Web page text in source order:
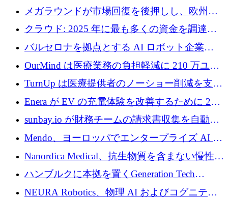
プテック戦略をどのように再構築しているか
メガラウンドが市場回復を後押しし、欧州の
ハイテク資金調達は5月に105億ユーロに回復
クラウド: 2025 年に最も多くの資金を調達し
た 10 社
バルセロナを拠点とする AI ロボット企業
Theker が 8,500 万ドルを調達
OurMind は医療業務の負担軽減に 210 万ユー
ロを寄付
TurnUp は医療提供者のノーショー削減を支援
するために 200 万ユーロを調達
Enera が EV の充電体験を改善するために 200
万ドルを調達
sunbay.io が財務チームの請求書収集を自動化
するために 55 万ユーロを調達
Mendo、ヨーロッパでエンタープライズ AI 導
入を拡大するために 1,200 万ユーロを確保
Nanordica Medical、抗生物質を含まない慢性創
傷治療薬を市場に投入するために 160 万ユー
ロを調達
ハンブルクに本拠を置くGeneration Tech
Partnersが5,000万ユーロのAIロールアップファ
NEURA Robotics、物理 AI およびコグニティ